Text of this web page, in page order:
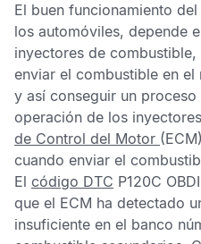
El buen funcionamiento
los automóviles, depende
inyectores de
enviar el combustible en
y así conseguir un
operación de los
de Control del Motor
cuando enviar el
El código DTC P120C
que el ECM ha detectado
insuficiente en el banco